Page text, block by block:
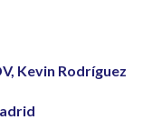
Kevin Rodríguez